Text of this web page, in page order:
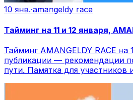
10 янв.·amangeldy race
Тайминг на 11 и 12 января,
Тайминг AMANGELDY RACE на
публикации — рекомендации
пути. Памятка для участников